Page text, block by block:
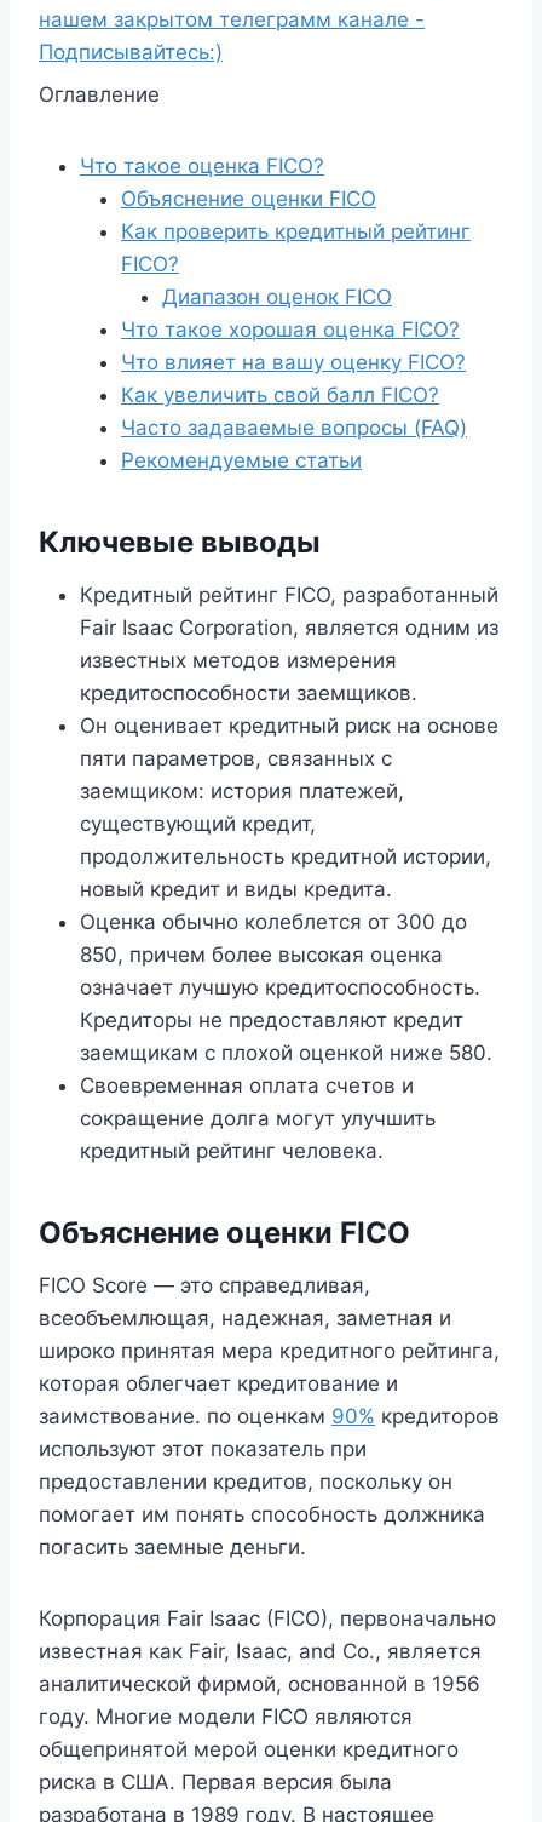
нашем закрытом телеграмм канале -
Подписывайтесь:)
Оглавление
Что такое оценка FICO?
Объяснение оценки FICO
Как проверить кредитный рейтинг
FICO?
Диапазон оценок FICO
Что такое хорошая оценка FICO?
Что влияет на вашу оценку FICO?
Как увеличить свой балл FICO?
Часто задаваемые вопросы (FAQ)
Рекомендуемые статьи
Ключевые выводы
Кредитный рейтинг FICO, разработанный
Fair Isaac Corporation, является одним из
известных методов измерения
кредитоспособности заемщиков.
Он оценивает кредитный риск на основе
пяти параметров, связанных с
заемщиком: история платежей,
существующий кредит,
продолжительность кредитной истории,
новый кредит и виды кредита.
Оценка обычно колеблется от 300 до
850, причем более высокая оценка
означает лучшую кредитоспособность.
Кредиторы не предоставляют кредит
заемщикам с плохой оценкой ниже 580.
Своевременная оплата счетов и
сокращение долга могут улучшить
кредитный рейтинг человека.
Объяснение оценки FICO
FICO Score — это справедливая,
всеобъемлющая, надежная, заметная и
широко принятая мера кредитного рейтинга,
которая облегчает кредитование и
заимствование. по оценкам 90% кредиторов
используют этот показатель при
предоставлении кредитов, поскольку он
помогает им понять способность должника
погасить заемные деньги.
Корпорация Fair Isaac (FICO), первоначально
известная как Fair, Isaac, and Co., является
аналитической фирмой, основанной в 1956
году. Многие модели FICO являются
общепринятой мерой оценки кредитного
риска в США. Первая версия была
разработана в 1989 году. В настоящее